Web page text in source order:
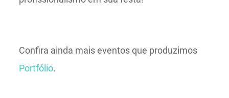
Confira ainda mais eventos que produzimos
Portfólio.